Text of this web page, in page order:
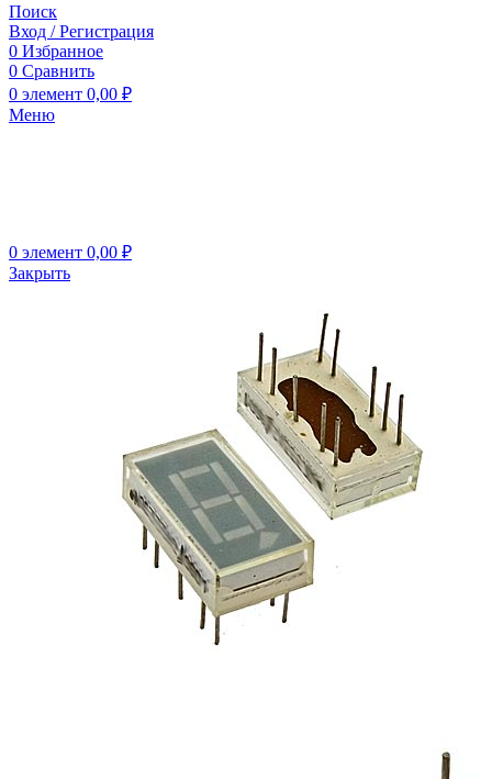
Поиск
Вход / Регистрация
0 Избранное
0 Сравнить
0 элемент 0,00 ₽
Меню
0 элемент 0,00 ₽
Закрыть